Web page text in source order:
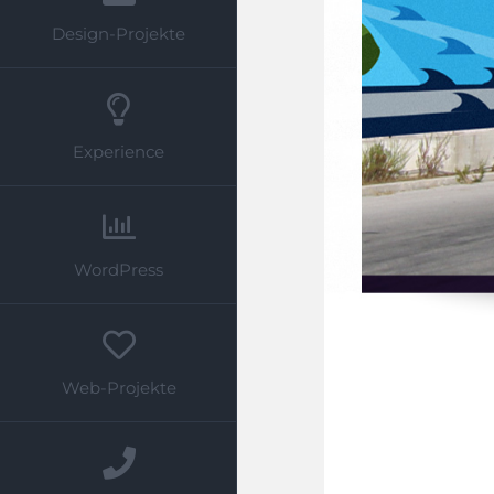
Design-Projekte
Experience
WordPress
Web-Projekte